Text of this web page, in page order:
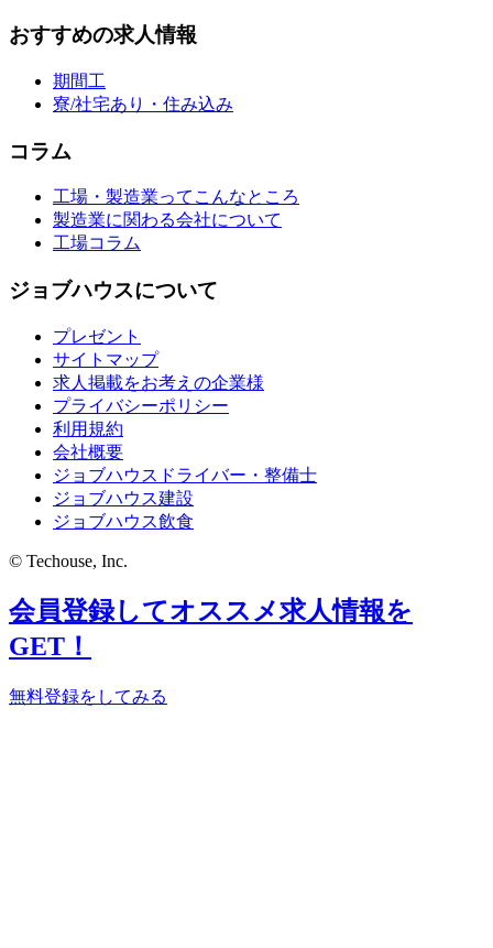
おすすめの求人情報
期間工
寮/社宅あり・住み込み
コラム
工場・製造業ってこんなところ
製造業に関わる会社について
工場コラム
ジョブハウスについて
プレゼント
サイトマップ
求人掲載をお考えの企業様
プライバシーポリシー
利用規約
会社概要
ジョブハウスドライバー・整備士
ジョブハウス建設
ジョブハウス飲食
© Techouse, Inc.
会員登録してオススメ求人情報を
GET！
無料登録をしてみる